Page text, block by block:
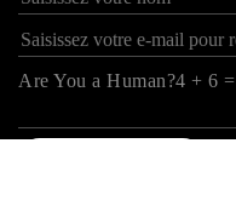
Are You a Human?4 + 6 =